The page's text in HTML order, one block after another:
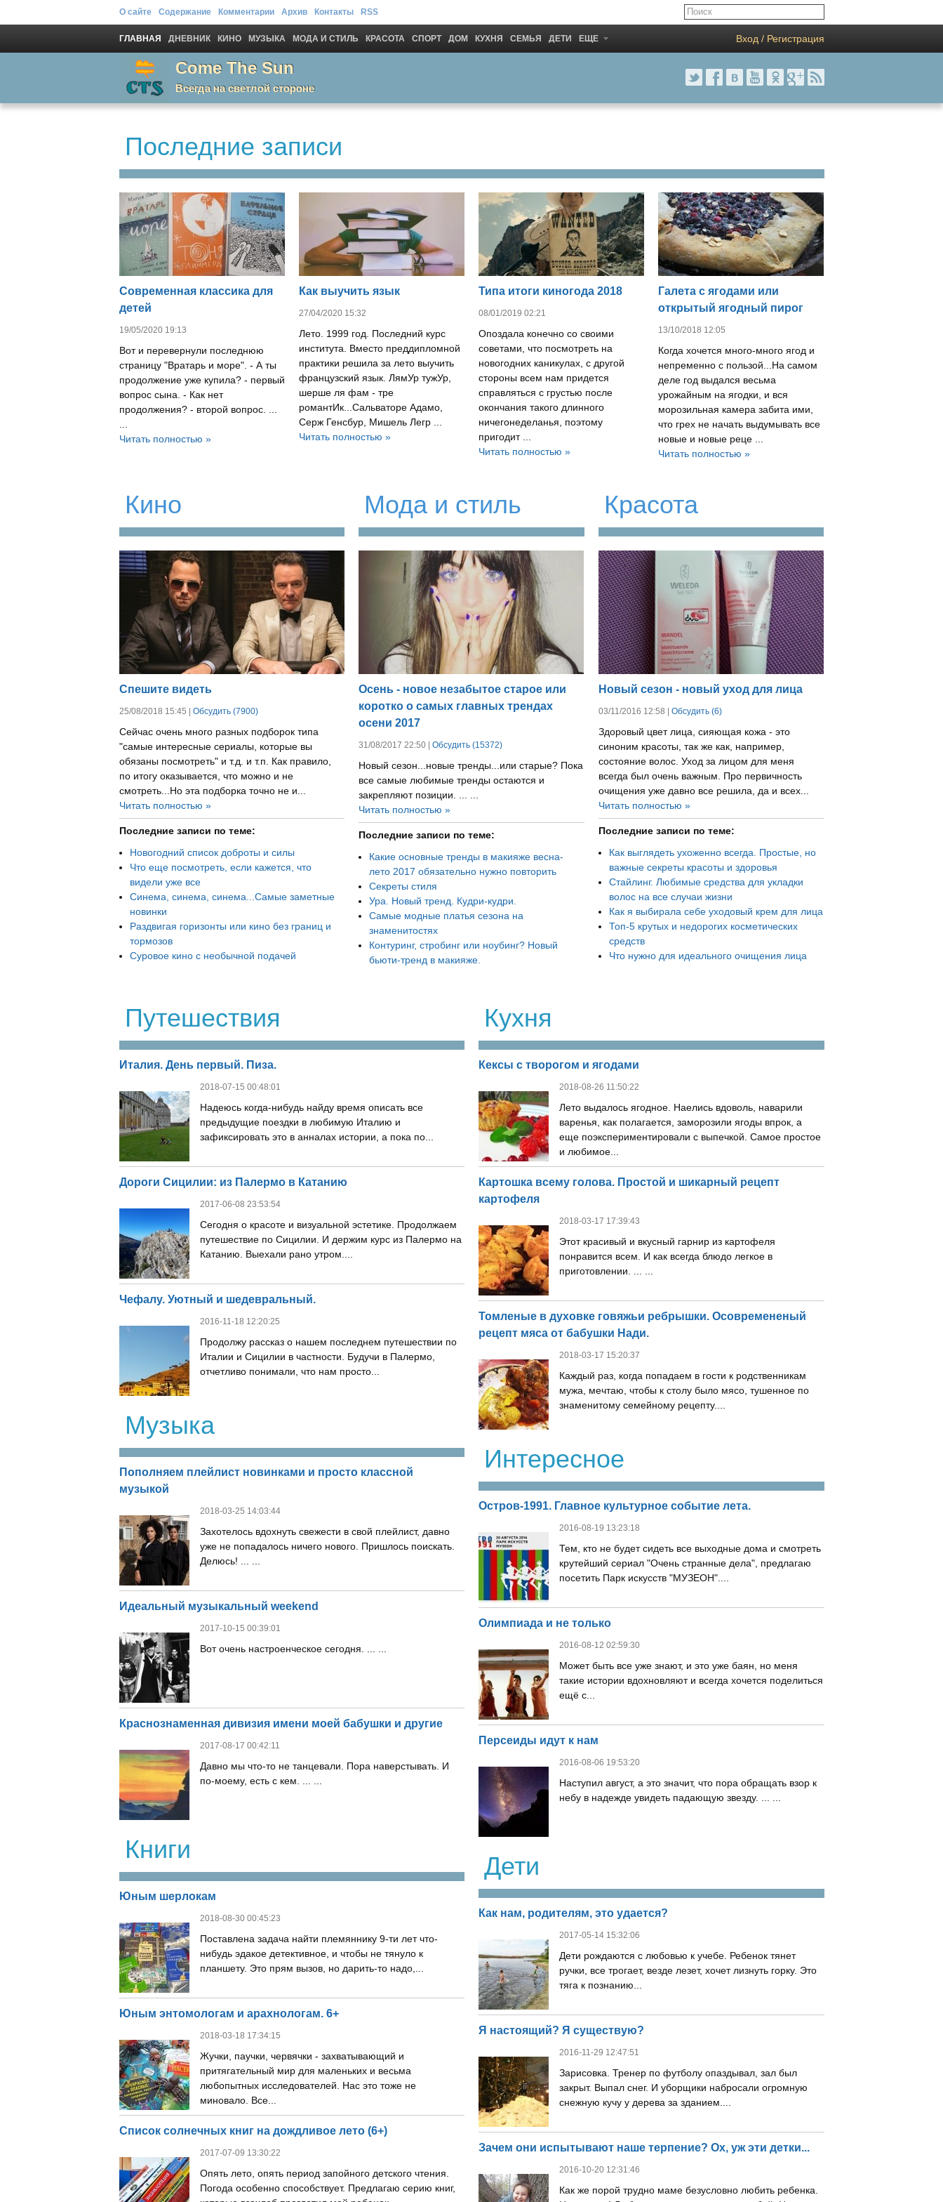
О сайте Содержание Комментарии Архив Контакты RSS
ГЛАВНАЯ ДНЕВНИК КИНО МУЗЫКА МОДА И СТИЛЬ КРАСОТА СПОРТ ДОМ КУХНЯ СЕМЬЯ ДЕТИ ЕЩЕ Вход / Регистрация
Come The Sun
Всегда на светлой стороне
Последние записи
Современная классика для
детей
19/05/2020 19:13
Вот и перевернули последнюю
страницу "Вратарь и море". - А ты
продолжение уже купила? - первый
вопрос сына. - Как нет
продолжения? - второй вопрос. ...
Читать полностью »
Как выучить язык
27/04/2020 15:32
Лето. 1999 год. Последний курс
института. Вместо преддипломной
практики решила за лето выучить
французский язык. ЛямУр тужУр,
шерше ля фам - тре
романтИк...Сальваторе Адамо,
Серж Генсбур, Мишель Легр ...
Читать полностью »
Типа итоги киногода 2018
08/01/2019 02:21
Опоздала конечно со своими
советами, что посмотреть на
новогодних каникулах, с другой
стороны всем нам придется
справляться с грустью после
окончания такого длинного
ничегонеделанья, поэтому
пригодит ...
Читать полностью »
Галета с ягодами или
открытый ягодный пирог
13/10/2018 12:05
Когда хочется много-много ягод и
непременно с пользой...На самом
деле год выдался весьма
урожайным на ягодки, и вся
морозильная камера забита ими,
что грех не начать выдумывать все
новые и новые реце ...
Читать полностью »
Кино
Спешите видеть
25/08/2018 15:45 | Обсудить (7900)
Сейчас очень много разных подборок типа
"самые интересные сериалы, которые вы
обязаны посмотреть" и т.д. и т.п. Как правило,
по итогу оказывается, что можно и не
смотреть...Но эта подборка точно не и...
Читать полностью »
Последние записи по теме:
Новогодний список доброты и силы
Что еще посмотреть, если кажется, что
видели уже все
Синема, синема, синема...Самые заметные
новинки
Раздвигая горизонты или кино без границ и
тормозов
Суровое кино с необычной подачей
Мода и стиль
Осень - новое незабытое старое или
коротко о самых главных трендах
осени 2017
31/08/2017 22:50 |Обсудить (15372)
Новый сезон...новые тренды...или старые? Пока
все самые любимые тренды остаются и
закрепляют позиции. ... ...
Читать полностью »
Последние записи по теме:
Какие основные тренды в макияже весна-
лето 2017 обязательно нужно повторить
Секреты стиля
Ура. Новый тренд. Кудри-кудри.
Самые модные платья сезона на
знаменитостях
Контуринг, стробинг или ноубинг? Новый
бьюти-тренд в макияже.
Красота
Новый сезон - новый уход для лица
03/11/2016 12:58 | Обсудить (6)
Здоровый цвет лица, сияющая кожа - это
синоним красоты, так же как, например,
состояние волос. Уход за лицом для меня
всегда был очень важным. Про первичность
очищения уже давно все решила, да и всех...
Читать полностью »
Последние записи по теме:
Как выглядеть ухоженно всегда. Простые, но
важные секреты красоты и здоровья
Стайлинг. Любимые средства для укладки
волос на все случаи жизни
Как я выбирала себе уходовый крем для лица
Топ-5 крутых и недорогих косметических
средств
Что нужно для идеального очищения лица
Путешествия
Италия. День первый. Пиза.
2018-07-15 00:48:01
Надеюсь когда-нибудь найду время описать все
предыдущие поездки в любимую Италию и
зафиксировать это в анналах истории, а пока по...
Дороги Сицилии: из Палермо в Катанию
2017-06-08 23:53:54
Сегодня о красоте и визуальной эстетике. Продолжаем
путешествие по Сицилии. И держим курс из Палермо на
Катанию. Выехали рано утром....
Чефалу. Уютный и шедевральный.
2016-11-18 12:20:25
Продолжу рассказ о нашем последнем путешествии по
Италии и Сицилии в частности. Будучи в Палермо,
отчетливо понимали, что нам просто...
Музыка
Пополняем плейлист новинками и просто классной
музыкой
2018-03-25 14:03:44
Захотелось вдохнуть свежести в свой плейлист, давно
уже не попадалось ничего нового. Пришлось поискать.
Делюсь! ... ...
Идеальный музыкальный weekend
2017-10-15 00:39:01
Вот очень настроенческое сегодня. ... ...
Краснознаменная дивизия имени моей бабушки и другие
2017-08-17 00:42:11
Давно мы что-то не танцевали. Пора наверстывать. И
по-моему, есть с кем. ... ...
Книги
Юным шерлокам
2018-08-30 00:45:23
Поставлена задача найти племяннику 9-ти лет что-
нибудь эдакое детективное, и чтобы не тянуло к
планшету. Это прям вызов, но дарить-то надо,...
Юным энтомологам и арахнологам. 6+
2018-03-18 17:34:15
Жучки, паучки, червячки - захватывающий и
притягательный мир для маленьких и весьма
любопытных исследователей. Нас это тоже не
миновало. Все...
Список солнечных книг на дождливое лето (6+)
2017-07-09 13:30:22
Опять лето, опять период запойного детского чтения.
Погода особенно способствует. Предлагаю серию книг,
Кухня
Кексы с творогом и ягодами
2018-08-26 11:50:22
Лето выдалось ягодное. Наелись вдоволь, наварили
варенья, как полагается, заморозили ягоды впрок, а
еще поэкспериментировали с выпечкой. Самое простое
и любимое...
Картошка всему голова. Простой и шикарный рецепт
картофеля
2018-03-17 17:39:43
Этот красивый и вкусный гарнир из картофеля
понравится всем. И как всегда блюдо легкое в
приготовлении. ... ...
Томленые в духовке говяжьи ребрышки. Осовремененый
рецепт мяса от бабушки Нади.
2018-03-17 15:20:37
Каждый раз, когда попадаем в гости к родственникам
мужа, мечтаю, чтобы к столу было мясо, тушенное по
знаменитому семейному рецепту....
Интересное
Остров-1991. Главное культурное событие лета.
2016-08-19 13:23:18
Тем, кто не будет сидеть все выходные дома и смотреть
крутейший сериал "Очень странные дела", предлагаю
посетить Парк искусств "МУЗЕОН"....
Олимпиада и не только
2016-08-12 02:59:30
Может быть все уже знают, и это уже баян, но меня
такие истории вдохновляют и всегда хочется поделиться
ещё с...
Персеиды идут к нам
2016-08-06 19:53:20
Наступил август, а это значит, что пора обращать взор к
небу в надежде увидеть падающую звезду. ... ...
Дети
Как нам, родителям, это удается?
2017-05-14 15:32:06
Дети рождаются с любовью к учебе. Ребенок тянет
ручки, все трогает, везде лезет, хочет лизнуть горку. Это
тяга к познанию...
Я настоящий? Я существую?
2016-11-29 12:47:51
Зарисовка. Тренер по футболу опаздывал, зал был
закрыт. Выпал снег. И уборщики набросали огромную
снежную кучу у дерева за зданием....
Зачем они испытывают наше терпение? Ох, уж эти детки...
2016-10-20 12:31:46
Как же порой трудно маме безусловно любить ребенка.